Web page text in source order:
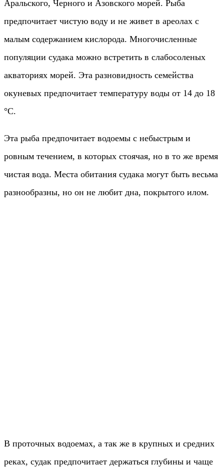
Аральского, Черного и Азовского морей. Рыба
предпочитает чистую воду и не живет в ареолах с
малым содержанием кислорода. Многочисленные
популяции судака можно встретить в слабосоленых
акваториях морей. Эта разновидность семейства
окуневых предпочитает температуру воды от 14 до 18
°С.
Эта рыба предпочитает водоемы с небыстрым и
ровным течением, в которых стоячая, но в то же время
чистая вода. Места обитания судака могут быть весьма
разнообразны, но он не любит дна, покрытого илом.
В проточных водоемах, а так же в крупных и средних
реках, судак предпочитает держаться глубины и чаще